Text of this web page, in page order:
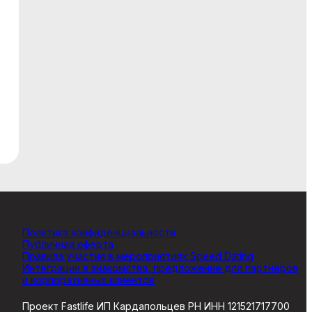
Политика конфиденциальности
Публичная оферта
Правила участия в мероприятиях Speed Dating
Интеграции в знакомства, предложение для партнеров
и корпоративных клиентов
Проект Fastlife ИП Кардапольцев РН ИНН 121521717700